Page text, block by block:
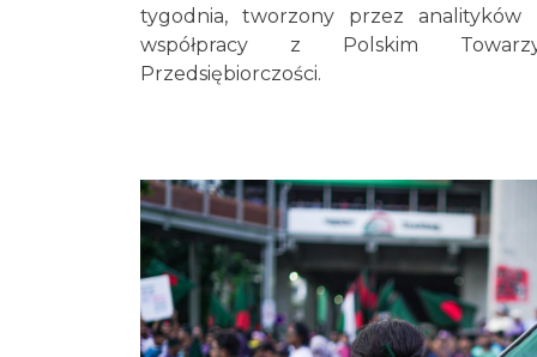
tygodnia, tworzony przez
współpracy z Polskim
Przedsiębiorczości.